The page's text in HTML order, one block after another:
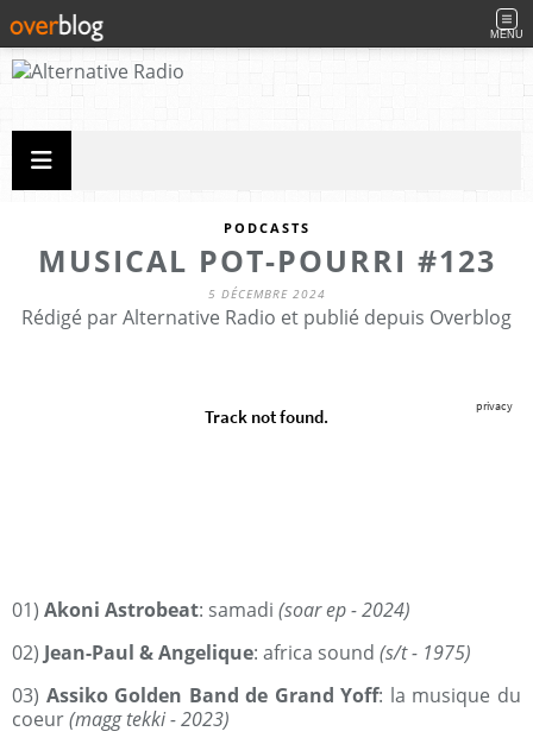
MENU
PODCASTS
MUSICAL POT-POURRI #123
5 DÉCEMBRE 2024
Rédigé par Alternative Radio et publié depuis Overblog
01) Akoni Astrobeat: samadi (soar ep - 2024)
02) Jean-Paul & Angelique: africa sound (s/t - 1975)
03) Assiko Golden Band de Grand Yoff: la musique du
coeur(magg tekki - 2023)